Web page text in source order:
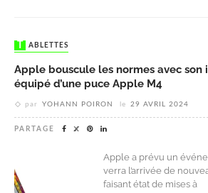
TABLETTES
Apple bouscule les normes avec son
équipé d’une puce Apple M4
par YOHANN POIRON le 29 AVRIL 2024
PARTAGE
Apple a prévu un
verra l’arrivée de
faisant état de mises à